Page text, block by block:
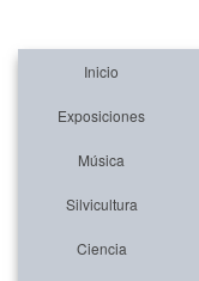
Inicio
Exposiciones
Música
Silvicultura
Ciencia